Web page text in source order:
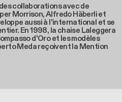
collaborations avec de
Morrison, Alfredo Häberli et
aussi à l'international et se
En 1998, la chaise Laleggera
d'Oro et les modèles
Meda reçoivent la Mention